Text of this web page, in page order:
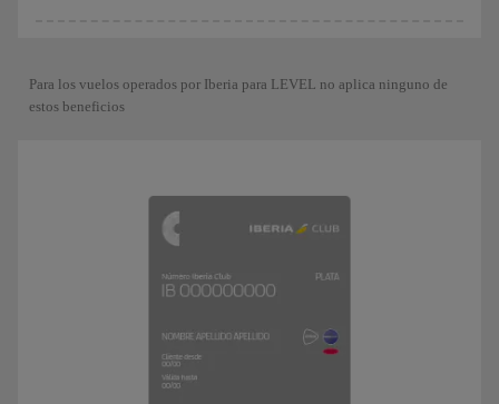
Para los vuelos operados por Iberia para LEVEL no aplica ninguno de
estos beneficios